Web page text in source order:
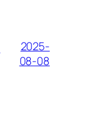
2025-
08-08